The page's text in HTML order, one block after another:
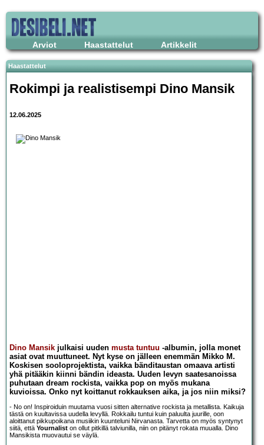
Arviot Haastattelut Artikkelit
Haastattelut
Rokimpi ja realistisempi Dino Mansik
12.06.2025
Dino Mansik julkaisi uuden musta tuntuu -albumin, jolla monet
asiat ovat muuttuneet. Nyt kyse on jälleen enemmän Mikko M.
Koskisen sooloprojektista, vaikka bänditaustan omaava artisti
yhä pitääkin kiinni bändin ideasta. Uuden levyn saatesanoissa
puhutaan dream rockista, vaikka pop on myös mukana
kuvioissa. Onko nyt koittanut rokkauksen aika, ja jos niin miksi?
- No on! Inspiroiduin muutama vuosi sitten alternative rockista ja metallista. Kaikuja
tästä on kuultavissa uudella levyllä. Rokkailu tuntui kuin paluulta juurille, oon
aloittanut pikkupoikana musiikin kuunteluni Nirvanasta. Tarvetta on myös syntynyt
siitä, että Yournalist on ollut pitkillä talviunilla, niin on pitänyt rokata muualla. Dino
Mansikista muovautui se väylä.